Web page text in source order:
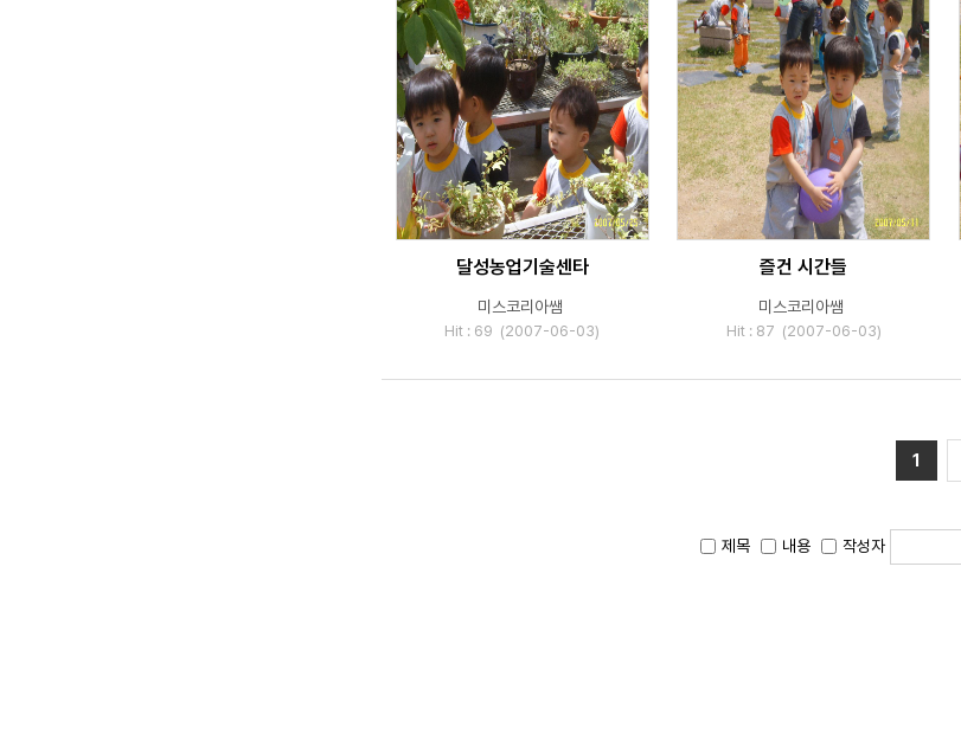
달성농업기술센타
미스코리아쌤
Hit : 69 (2007-06-03)
즐건 시간들
미스코리아쌤
Hit : 87 (2007-06-03)
1
제목 내용 작성자